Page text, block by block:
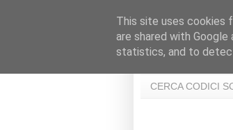
CERCA CODICI
This site uses cookies
are shared with
statistics, and to